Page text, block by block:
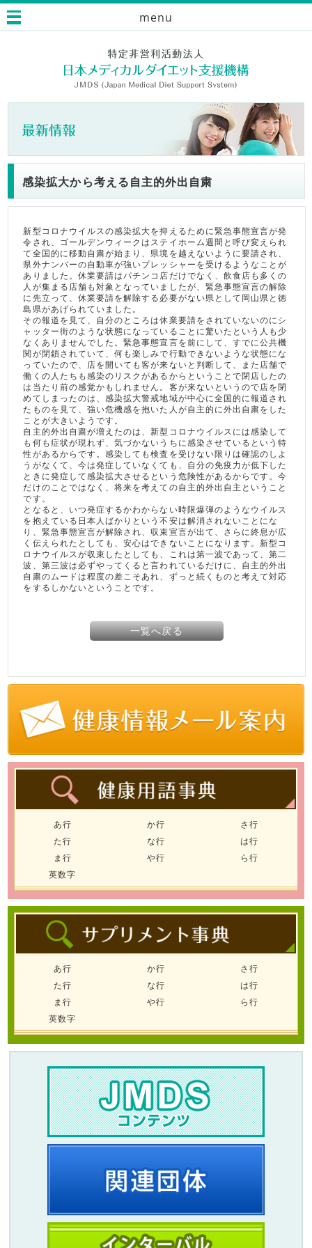
menu
感染拡大から考える自主的外出自粛
新型コロナウイルスの感染拡大を抑えるために緊急事態宣言が発
令され、ゴールデンウィークはステイホーム週間と呼び変えられ
て全国的に移動自粛が始まり、県境を越えないように要請され、
県外ナンバーの自動車が強いプレッシャーを受けるようなことが
ありました。休業要請はパチンコ店だけでなく、飲食店も多くの
人が集まる店舗も対象となっていましたが、緊急事態宣言の解除
に先立って、休業要請を解除する必要がない県として岡山県と徳
島県があげられていました。
その報道を見て、自分のところは休業要請をされていないのにシ
ャッター街のような状態になっていることに驚いたという人も少
なくありませんでした。緊急事態宣言を前にして、すでに公共機
関が閉鎖されていて、何も楽しみで行動できないような状態にな
っていたので、店を開いても客が来ないと判断して、また店舗で
働くの人たちも感染のリスクがあるからということで閉店したの
は当たり前の感覚かもしれません。客が来ないというので店を閉
めてしまったのは、感染拡大警戒地域が中心に全国的に報道され
たものを見て、強い危機感を抱いた人が自主的に外出自粛をした
ことが大きいようです。
自主的外出自粛が増えたのは、新型コロナウイルスには感染して
も何も症状が現れず、気づかないうちに感染させているという特
性があるからです。感染しても検査を受けない限りは確認のしよ
うがなくて、今は発症していなくても、自分の免疫力が低下した
ときに発症して感染拡大させるという危険性があるからです。今
だけのことではなく、将来を考えての自主的外出自主ということ
です。
となると、いつ発症するかわからない時限爆弾のようなウイルス
を抱えている日本人ばかりという不安は解消されないことにな
り、緊急事態宣言が解除され、収束宣言が出て、さらに終息が広
く伝えられたとしても、安心はできないことになります。新型コ
ロナウイルスが収束したとしても、これは第一波であって、第二
波、第三波は必ずやってくると言われているだけに、自主的外出
自粛のムードは程度の差こそあれ、ずっと続くものと考えて対応
をするしかないということです。
一覧へ戻る
あ行 か行
さ行
た行
な行
は行
ま行
や行
ら行
英数字
あ行 か行
さ行
た行
な行
は行
ま行
や行
ら行
英数字